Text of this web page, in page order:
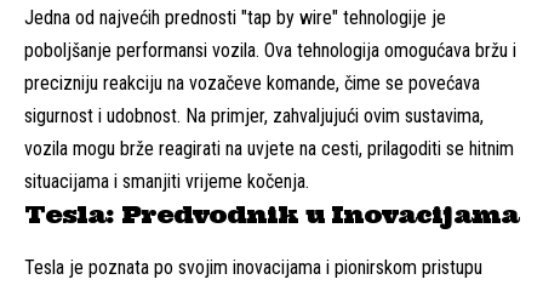
Jedna od najvećih prednosti "tap by wire" tehnologije je
poboljšanje performansi vozila. Ova tehnologija omogućava bržu i
precizniju reakciju na vozačeve komande, čime se povećava
sigurnost i udobnost. Na primjer, zahvaljujući ovim sustavima,
vozila mogu brže reagirati na uvjete na cesti, prilagoditi se hitnim
situacijama i smanjiti vrijeme kočenja.
Tesla: Predvodnik u Inovacijama
Tesla je poznata po svojim inovacijama i pionirskom pristupu